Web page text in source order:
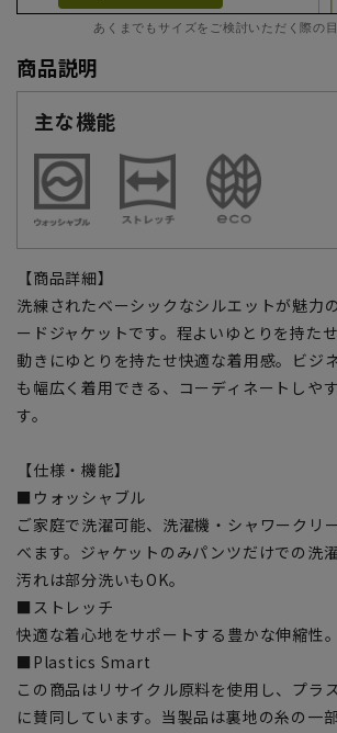
あくまでもサイズをご検討いただく際の
商品説明
主な機能
【商品詳細】
洗練されたベーシックなシルエットが魅力
ードジャケットです。程よいゆとりを持た
動きにゆとりを持たせ快適な着用感。ビジ
も幅広く着用できる、コーディネートしや
す。
【仕様・機能】
■ウォッシャブル
ご家庭で洗濯可能、洗濯機・シャワークリ
べます。ジャケットのみパンツだけでの洗
汚れは部分洗いもOK。
■ストレッチ
快適な着心地をサポートする豊かな伸縮性。
■Plastics Smart
この商品はリサイクル原料を使用し、プラ
に賛同しています。当製品は裏地の糸の一